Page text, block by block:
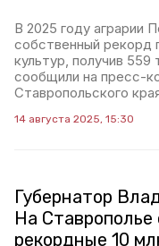
В 2025 году аграрии
собственный рекорд
культур, получив
сообщили на пресс-
Ставропольского
14 августа 2025, 15:30
Губернатор
На Ставрополье
рекордные 10